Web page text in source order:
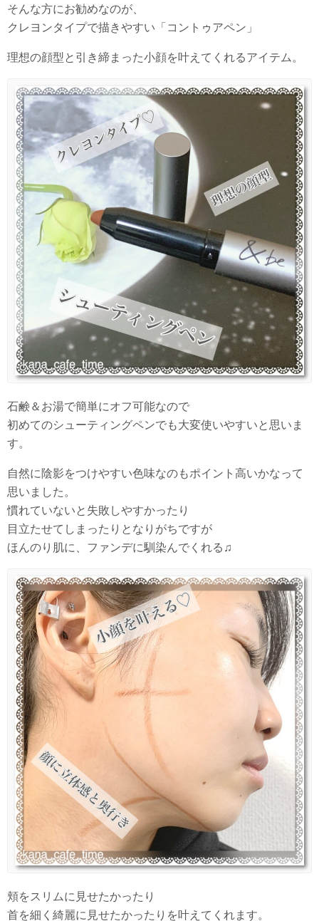
そんな方にお勧めなのが、
クレヨンタイプで描きやすい「コントゥアペン」
理想の顔型と引き締まった小顔を叶えてくれるアイテム。
石鹸＆お湯で簡単にオフ可能なので
初めてのシューティングペンでも大変使いやすいと思いま
す。
自然に陰影をつけやすい色味なのもポイント高いかなって
思いました。
慣れていないと失敗しやすかったり
目立たせてしまったりとなりがちですが
ほんのり肌に、ファンデに馴染んでくれる♫
頬をスリムに見せたかったり
首を細く綺麗に見せたかったりを叶えてくれます。